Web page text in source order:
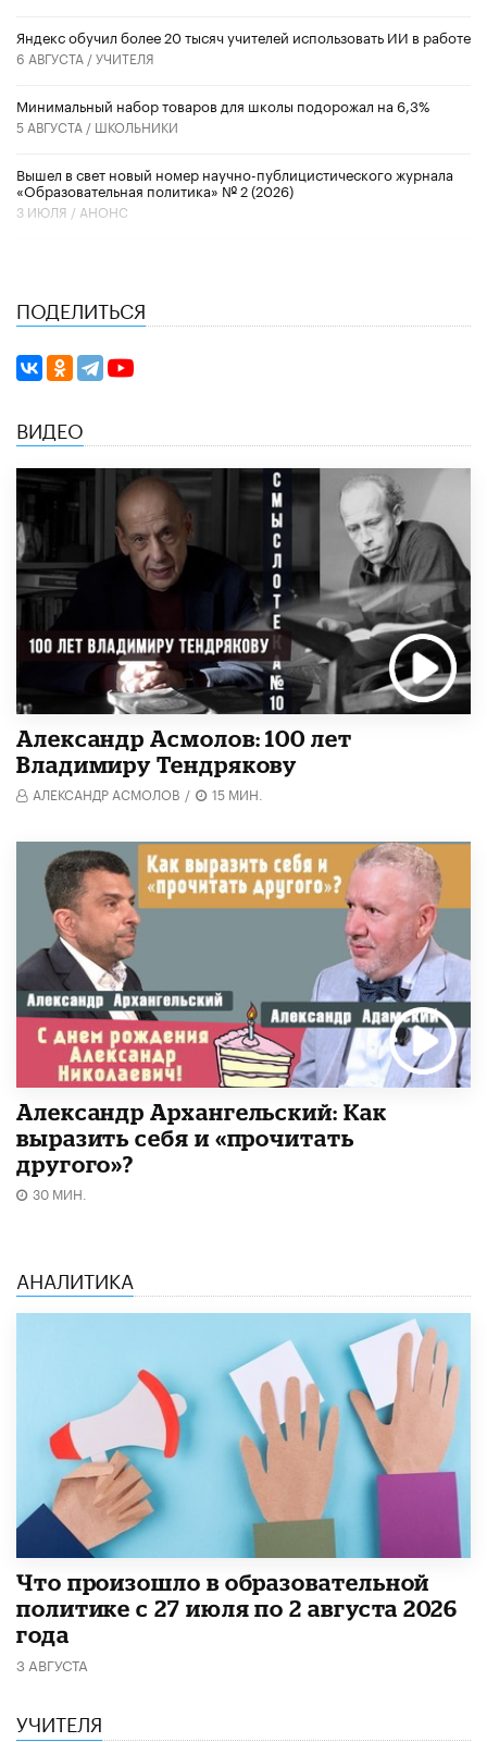
​Яндекс обучил более 20 тысяч учителей использовать ИИ в работе
6 АВГУСТА /УЧИТЕЛЯ
Минимальный набор товаров для школы подорожал на 6,3%
5 АВГУСТА / ШКОЛЬНИКИ
Вышел в свет новый номер научно-публицистического журнала
«Образовательная политика» № 2 (2026)
3 ИЮЛЯ / АНОНС
ПОДЕЛИТЬСЯ
ВИДЕО
Александр Асмолов: 100 лет
Владимиру Тендрякову
АЛЕКСАНДР АСМОЛОВ / 15 МИН.
Александр Архангельский: Как
выразить себя и «прочитать
другого»?
30 МИН.
АНАЛИТИКА
​Что произошло в образовательной
политике с 27 июля по 2 августа 2026
года
3 АВГУСТА
УЧИТЕЛЯ